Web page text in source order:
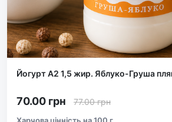
Йогурт А2 1,5 жир. Яблуко-Груша
70.00 грн 77.00грн